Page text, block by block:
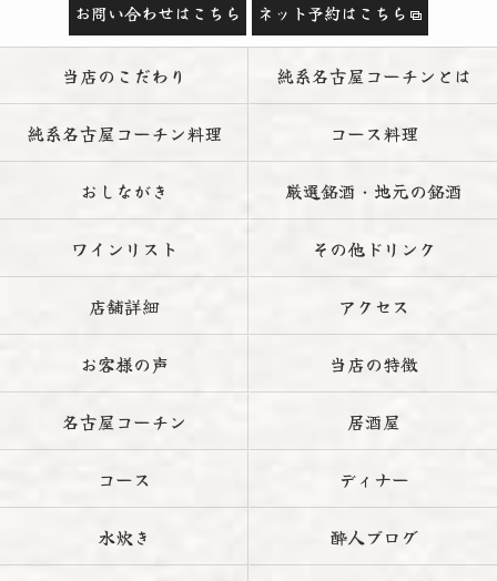
お問い合わせはこちら ネット予約はこちら
当店のこだわり 純系名古屋コーチンとは
純系名古屋コーチン料理 コース料理
おしながき 厳選銘酒・地元の銘酒
ワインリスト その他ドリンク
店舗詳細 アクセス
お客様の声 当店の特徴
名古屋コーチン 居酒屋
コース ディナー
水炊き 酔人ブログ